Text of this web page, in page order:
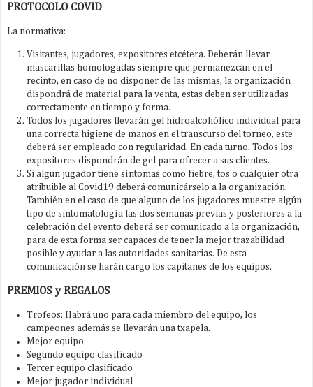
PROTOCOLO COVID
La normativa:
Visitantes, jugadores, expositores etcétera. Deberán llevar
mascarillas homologadas siempre que permanezcan en el
recinto, en caso de no disponer de las mismas, la organización
dispondrá de material para la venta, estas deben ser utilizadas
correctamente en tiempo y forma.
Todos los jugadores llevarán gel hidroalcohólico individual para
una correcta higiene de manos en el transcurso del torneo, este
deberá ser empleado con regularidad. En cada turno. Todos los
expositores dispondrán de gel para ofrecer a sus clientes.
Si algun jugador tiene síntomas como fiebre, tos o cualquier otra
atribuible al Covid19 deberá comunicárselo a la organización.
También en el caso de que alguno de los jugadores muestre algún
tipo de sintomatología las dos semanas previas y posteriores a la
celebración del evento deberá ser comunicado a la organización,
para de esta forma ser capaces de tener la mejor trazabilidad
posible y ayudar a las autoridades sanitarias. De esta
comunicación se harán cargo los capitanes de los equipos.
PREMIOS y REGALOS
Trofeos: Habrá uno para cada miembro del equipo, los
campeones además se llevarán una txapela.
Mejor equipo
Segundo equipo clasificado
Tercer equipo clasificado
Mejor jugador individual